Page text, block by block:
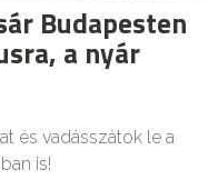
Budapesten
a nyár
és vadásszátok le a
is!